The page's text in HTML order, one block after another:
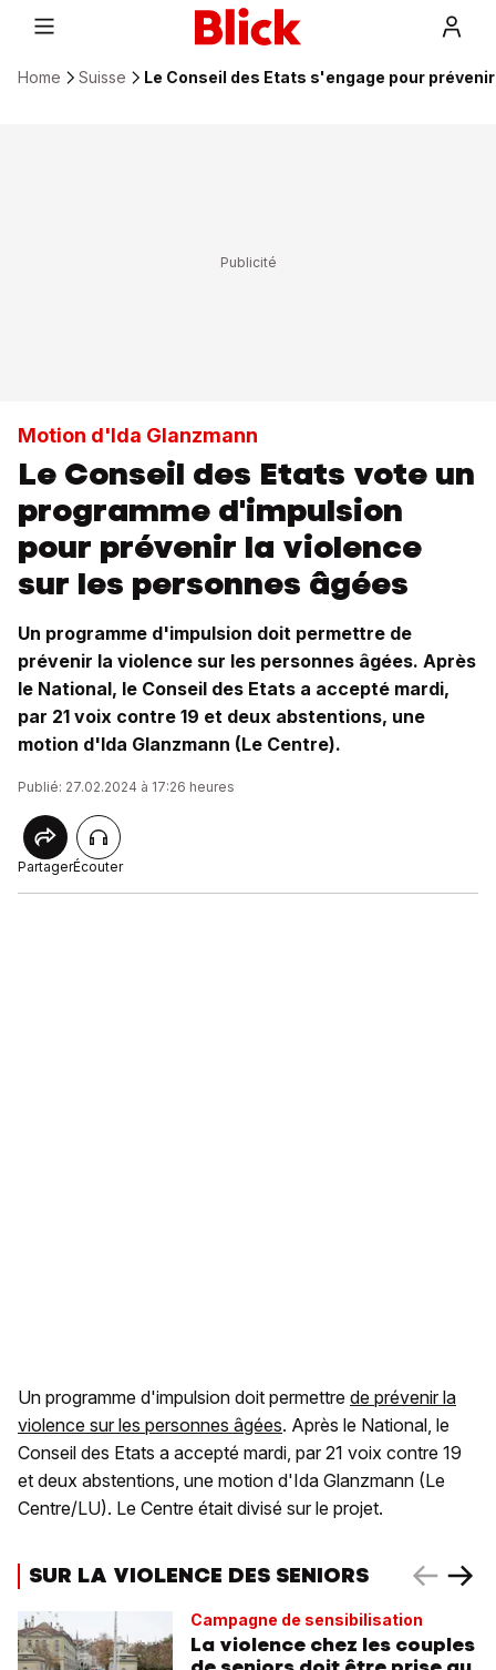
Home Suisse Le Conseil des Etats s'engage pour
Motion d'Ida Glanzmann
Le Conseil des Etats vote un
programme d'impulsion
pour prévenir la violence
sur les personnes âgées
Un programme d'impulsion doit permettre de
prévenir la violence sur les personnes âgées. Après
le National, le Conseil des Etats a accepté mardi,
par 21 voix contre 19 et deux abstentions, une
motion d'Ida Glanzmann (Le Centre).
Publié: 27.02.2024 à 17:26 heures
PartagerÉcouter
Un programme d'impulsion doit permettre de prévenir la
violence sur les personnes âgées. Après le National, le
Conseil des Etats a accepté mardi, par 21 voix contre 19
et deux abstentions, une motion d'Ida Glanzmann (Le
Centre/LU). Le Centre était divisé sur le projet.
SUR LA VIOLENCE DES SENIORS
Campagne de sensibilisation
La violence chez les couples